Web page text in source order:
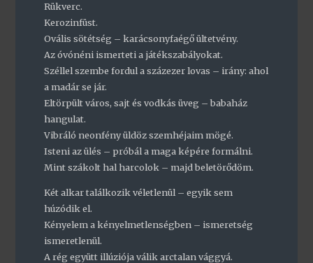
Rükverc.
Kerozinfüst.
Ovális sötétség – karácsonyfaégő ültetvény.
Az óvónéni ismerteti a játékszabályokat.
Széllel szembe fordul a százezer lovas – irány: ahol
a madár se jár.
Eltörpült város, sajt és vodkás üveg – babaház
hangulat.
Vibráló neonfény üldöz szemhéjaim mögé.
Isteni az ülés – próbál a maga képére formálni.
Mint szákolt hal harcolok – majd beletörődöm.
Két alkar találkozik véletlenül – egyik sem
húzódik el.
Kényelem a kényelmetlenségben – ismeretség
ismeretlenül.
A rég együtt illúziója válik arctalan vággyá.